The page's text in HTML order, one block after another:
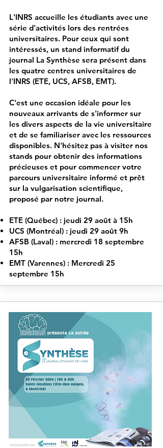
L'INRS accueille les étudiants avec une
série d'activités lors des rentrées
universitaires. Pour ceux qui sont
intéressés, un stand informatif du
journal La Synthèse sera présent dans
les quatre centres universitaires de
l'INRS (ETE, UCS, AFSB, EMT).
C'est une occasion idéale pour les
nouveaux arrivants de s'informer sur
les divers aspects de la vie universitaire
et de se familiariser avec les ressources
disponibles. N'hésitez pas à visiter nos
stands pour obtenir des informations
précieuses et pour commencer votre
parcours universitaire informé et prêt
sur la vulgarisation scientifique,
proposé par notre journal.
ETE (Québec) : jeudi 29 août à 15h
UCS (Montréal) : jeudi 29 août 9h
AFSB (Laval) : mercredi 18 septembre
15h
EMT (Varennes) : Mercredi 25
septembre 15h